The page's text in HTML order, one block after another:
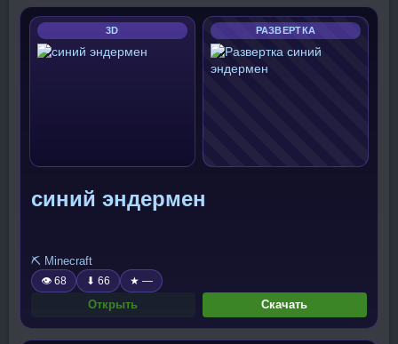
3D РАЗВЕРТКА
синий эндермен
⛏️ Minecraft
👁 68 ⬇ 66 ★ —
Открыть Скачать